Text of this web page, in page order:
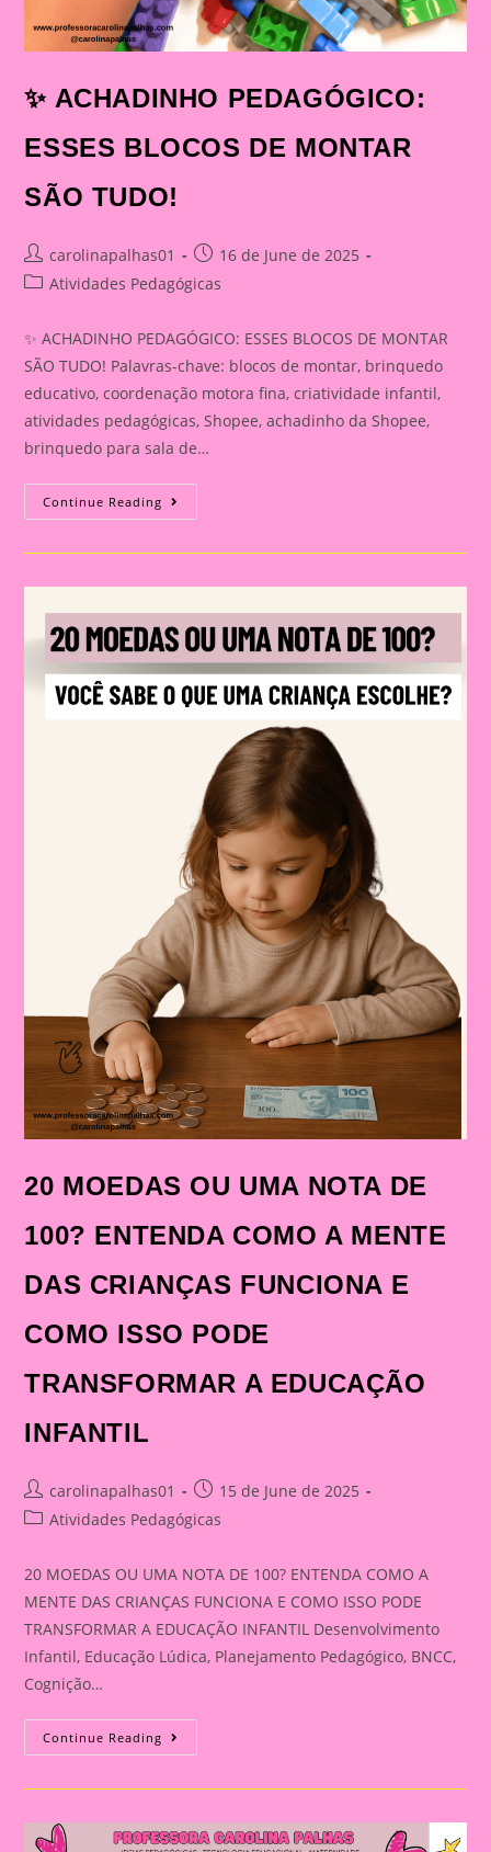
✨ ACHADINHO PEDAGÓGICO:
ESSES BLOCOS DE MONTAR
SÃO TUDO!
Post
author:
carolinapalhas01
Post
published:
16 de June de 2025
PostAtividades Pedagógicas
✨ ACHADINHO PEDAGÓGICO: ESSES BLOCOS DE MONTAR
SÃO TUDO! Palavras-chave: blocos de montar, brinquedo
educativo, coordenação motora fina, criatividade infantil,
atividades pedagógicas, Shopee, achadinho da Shopee,
brinquedo para sala de…
Continue Reading ✨
ACHADINHO
MONTAR
SÃO
TUDO!
20 MOEDAS OU UMA NOTA DE
100? ENTENDA COMO A MENTE
DAS CRIANÇAS FUNCIONA E
COMO ISSO PODE
TRANSFORMAR A EDUCAÇÃO
INFANTIL
Post
author:
carolinapalhas01
Post
published:
15 de June de 2025
PostAtividades Pedagógicas
20 MOEDAS OU UMA NOTA DE 100? ENTENDA COMO A
MENTE DAS CRIANÇAS FUNCIONA E COMO ISSO PODE
TRANSFORMAR A EDUCAÇÃO INFANTIL Desenvolvimento
Infantil, Educação Lúdica, Planejamento Pedagógico, BNCC,
Cognição…
Continue Reading 20
MOEDAS
100?
ENTENDA